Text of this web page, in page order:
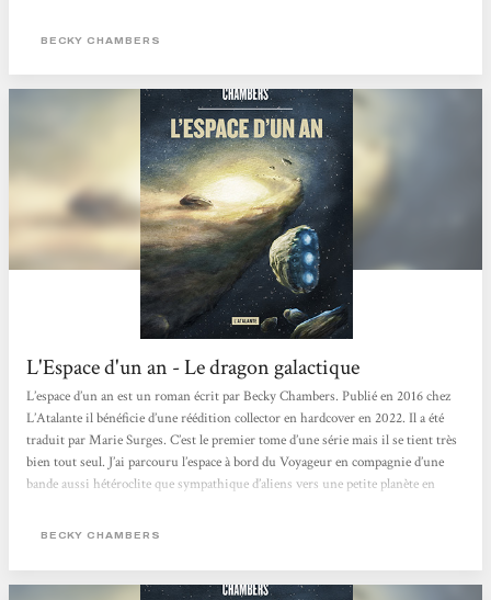
se retrouve dans un récit que je qualifierais presque de contemplatif, parce...
BECKY CHAMBERS
L'Espace d'un an - Le dragon galactique
L’espace d’un an est un roman écrit par Becky Chambers. Publié en 2016 chez
L’Atalante il bénéficie d’une réédition collector en hardcover en 2022. Il a été
traduit par Marie Surges. C’est le premier tome d’une série mais il se tient très
bien tout seul. J’ai parcouru l’espace à bord du Voyageur en compagnie d’une
bande aussi hétéroclite que sympathique d’aliens vers une petite planète en
Voyageur est un vaisseau spatial dit «tunnelier» , c’est-à-dire...
BECKY CHAMBERS